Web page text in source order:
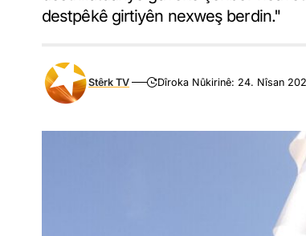
destpêkê girtiyên nexweş berdin."
Stêrk TV Dîroka Nûkirinê: 24. Nîsan